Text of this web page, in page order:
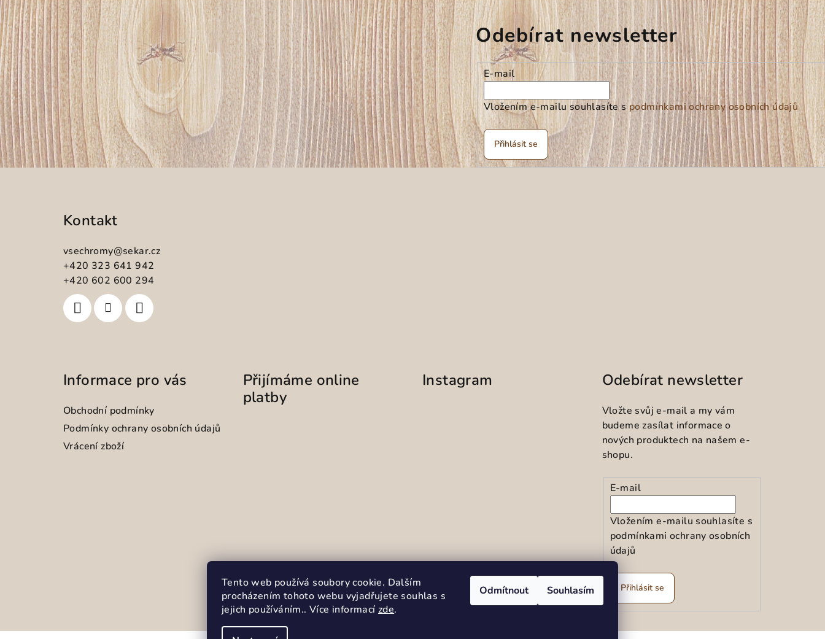
Tento web používá soubory cookie. Dalším
procházením tohoto webu vyjadřujete souhlas s
jejich používáním.. Více informací zde.
Odmítnout Souhlasím
Odebírat newsletter
E-mail
Vložením e-mailu souhlasíte spodmínkami ochrany osobních údajů
Přihlásit se
Kontakt
vsechromy@sekar.cz
+420 323 641 942
+420 602 600 294
Informace pro vás
Obchodní podmínky
Podmínky ochrany osobních údajů
Vrácení zboží
Přijímáme online
platby
Instagram
Sledovat na Instagramu
Odebírat newsletter
Vložte svůj e-mail a my vám
budeme zasílat informace o
nových produktech na našem e-
shopu.
E-mail
Vložením e-mailu souhlasíte s
podmínkami ochrany osobních
údajů
Přihlásit se